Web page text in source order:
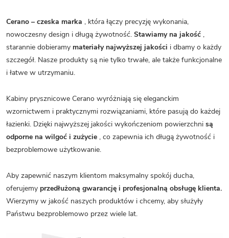
Cerano – czeska marka , która łączy precyzję wykonania,
nowoczesny design i długą żywotność. Stawiamy na jakość ,
starannie dobieramy materiały najwyższej jakości i dbamy o każdy
szczegół. Nasze produkty są nie tylko trwałe, ale także funkcjonalne
i łatwe w utrzymaniu.
Kabiny prysznicowe Cerano wyróżniają się eleganckim
wzornictwem i praktycznymi rozwiązaniami, które pasują do każdej
łazienki. Dzięki najwyższej jakości wykończeniom powierzchni są
odporne na wilgoć i zużycie , co zapewnia ich długą żywotność i
bezproblemowe użytkowanie.
Aby zapewnić naszym klientom maksymalny spokój ducha,
oferujemy przedłużoną gwarancję i profesjonalną obsługę klienta.
Wierzymy w jakość naszych produktów i chcemy, aby służyły
Państwu bezproblemowo przez wiele lat.